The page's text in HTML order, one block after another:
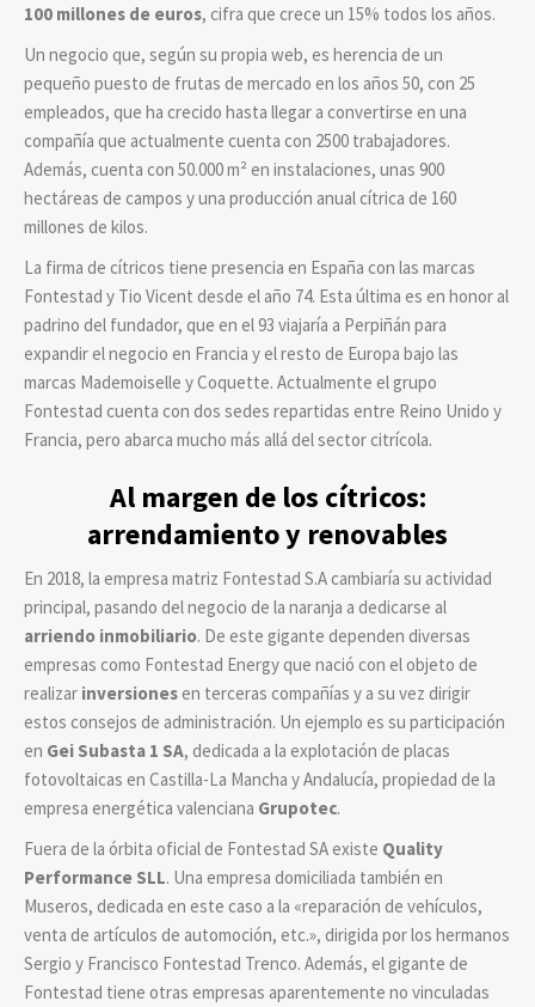
100 millones de euros, cifra que crece un 15% todos los años.
Un negocio que, según su propia web, es herencia de un
pequeño puesto de frutas de mercado en los años 50, con 25
empleados, que ha crecido hasta llegar a convertirse en una
compañía que actualmente cuenta con 2500 trabajadores.
Además, cuenta con 50.000 m² en instalaciones, unas 900
hectáreas de campos y una producción anual cítrica de 160
millones de kilos.
La firma de cítricos tiene presencia en España con las marcas
Fontestad y Tio Vicent desde el año 74. Esta última es en honor al
padrino del fundador, que en el 93 viajaría a Perpiñán para
expandir el negocio en Francia y el resto de Europa bajo las
marcas Mademoiselle y Coquette. Actualmente el grupo
Fontestad cuenta con dos sedes repartidas entre Reino Unido y
Francia, pero abarca mucho más allá del sector citrícola.
Al margen de los cítricos:
arrendamiento y renovables
En 2018, la empresa matriz Fontestad S.A cambiaría su actividad
principal, pasando del negocio de la naranja a dedicarse al
arriendo inmobiliario. De este gigante dependen diversas
empresas como Fontestad Energyque nació con el objeto de
realizar inversionesen terceras compañías y a su vez dirigir
estos consejos de administración. Un ejemplo es su participación
en Gei Subasta 1 SA, dedicada a la explotación de placas
fotovoltaicas en Castilla-La Mancha y Andalucía, propiedad de la
empresa energética valenciana Grupotec.
Fuera de la órbita oficial de Fontestad SA existe Quality
Performance SLL. Una empresa domiciliada también en
Museros, dedicada en este caso a la «reparación de vehículos,
venta de artículos de automoción, etc.», dirigida por los hermanos
Sergio y Francisco Fontestad Trenco. Además, el gigante de
Fontestad tiene otras empresas aparentemente no vinculadas